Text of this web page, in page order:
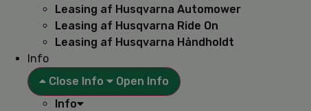
Leasing af Husqvarna Automower
Leasing af Husqvarna Ride On
Leasing af Husqvarna Håndholdt
Info
Close Info
Open Info
Info